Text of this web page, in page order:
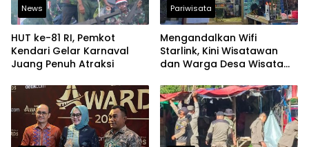
News
HUT ke-81 RI, Pemkot
Kendari Gelar Karnaval
Juang Penuh Atraksi
Pariwisata
Mengandalkan Wifi
Starlink, Kini Wisatawan
dan Warga Desa Wisata
Mengakses Transaksi
Digital